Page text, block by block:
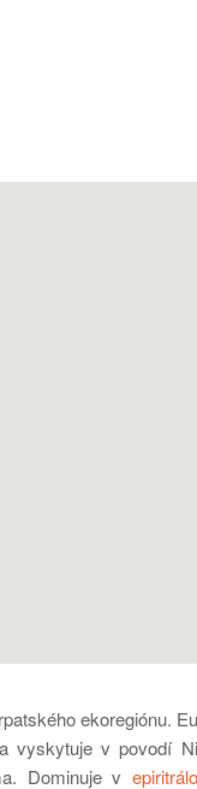
ekoregiónu.
vyskytuje v povodí
Dominuje v